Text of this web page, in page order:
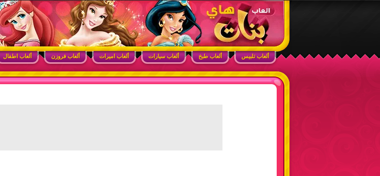
ألعاب بنات هاي – أفضل ألعاب تلبيس، مكياج، طبخ وأنشطة ممتعة للبنات
ابحث في الموقع
ألعاب تلبيس ألعاب طبخ ألعاب سيارات ألعاب اميرات ألعاب فروزن ألعاب اطفال